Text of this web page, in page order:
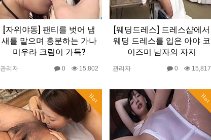
[자위야동] 팬티를 벗어 냄
새를 맡으며 흥분하는 가나
미우라 크림이 가득?
관리자 0 15,802
[웨딩드레스] 드레스샵에서
웨딩 드레스를 입은 아야 코
이즈미 남자의 자지
관리자 0 15,817
Hot Hot